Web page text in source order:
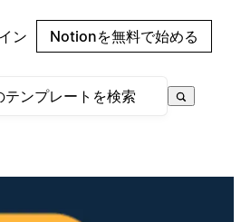
ン Notionを無料で始める